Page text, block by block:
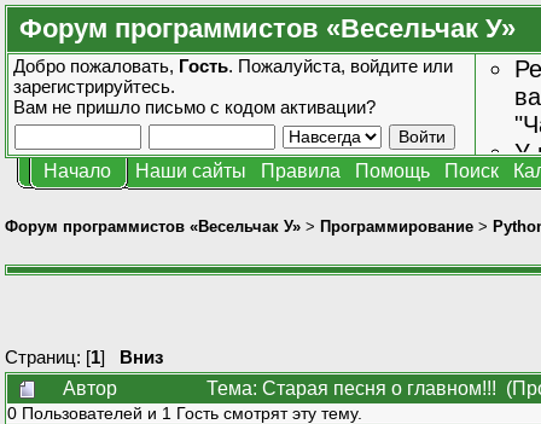
Форум программистов «Весельчак У»
Добро пожаловать, Гость. Пожалуйста, войдите или
зарегистрируйтесь.
Вам не пришло письмо с кодом активации?
У
Начало Наши сайты Правила Помощь Поиск
Форум программистов «Весельчак У» > Программирование >
Страниц: [1] Вниз
Автор
Тема: Старая песня о главном!!!
0 Пользователей и 1 Гость смотрят эту тему.